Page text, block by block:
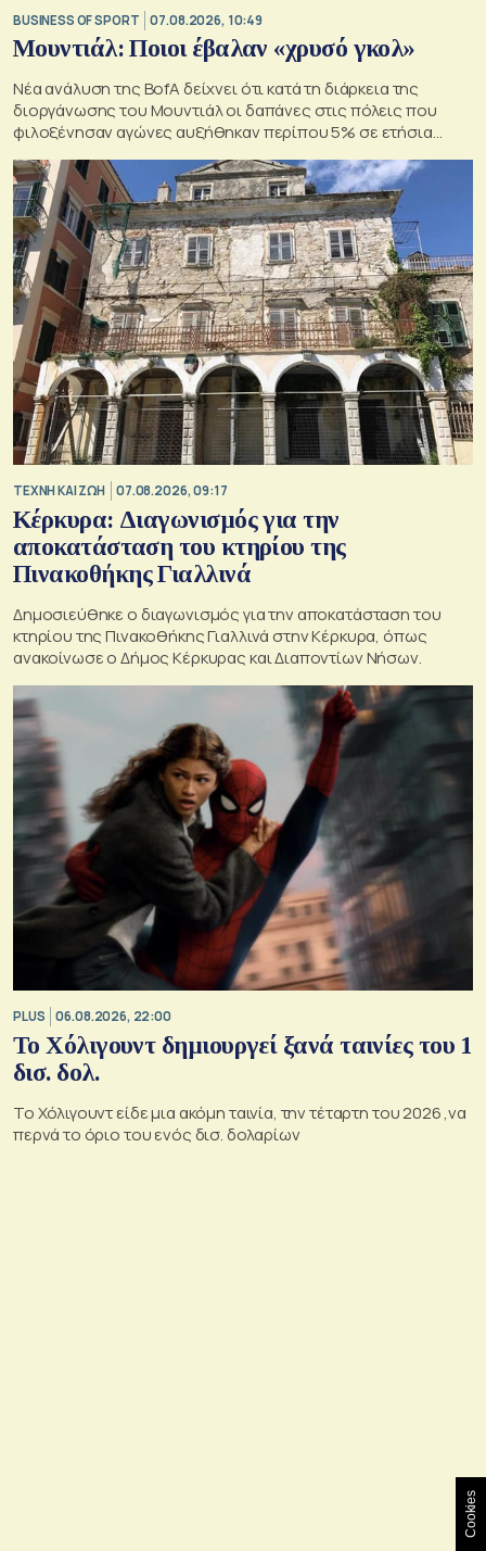
BUSINESS OF SPORT 07.08.2026, 10:49
Μουντιάλ: Ποιοι έβαλαν «χρυσό γκολ»
Νέα ανάλυση της BofA δείχνει ότι κατά τη διάρκεια της
διοργάνωσης του Μουντιάλ οι δαπάνες στις πόλεις που
φιλοξένησαν αγώνες αυξήθηκαν περίπου 5% σε ετήσια
TΕΧΝΗ ΚΑΙ ΖΩΗ 07.08.2026, 09:17
Κέρκυρα: Διαγωνισμός για την
αποκατάσταση του κτηρίου της
Πινακοθήκης Γιαλλινά
Δημοσιεύθηκε ο διαγωνισμός για την αποκατάσταση του
κτηρίου της Πινακοθήκης Γιαλλινά στην Κέρκυρα, όπως
ανακοίνωσε ο Δήμος Κέρκυρας και Διαποντίων Νήσων.
PLUS 06.08.2026, 22:00
Το Χόλιγουντ δημιουργεί ξανά ταινίες του 1
δισ. δολ.
Το Χόλιγουντ είδε μια ακόμη ταινία, την τέταρτη του 2026 ,να
περνά το όριο του ενός δισ. δολαρίων
Cookies